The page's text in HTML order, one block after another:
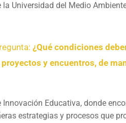
Universidad del Medio
¿Qué condiciones
y encuentros, de
Educativa, donde
estrategias y procesos que